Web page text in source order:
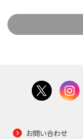
お問い合わせ